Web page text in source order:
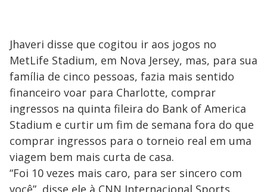
Jhaveri disse que cogitou ir aos jogos no
MetLife Stadium, em Nova Jersey, mas, para sua
família de cinco pessoas, fazia mais sentido
financeiro voar para Charlotte, comprar
ingressos na quinta fileira do Bank of America
Stadium e curtir um fim de semana fora do que
comprar ingressos para o torneio real em uma
viagem bem mais curta de casa.
“Foi 10 vezes mais caro, para ser sincero com
você”, disse ele à CNN Internacional Sports,